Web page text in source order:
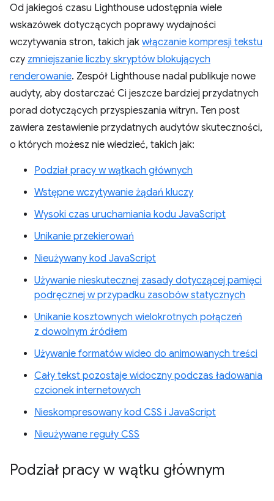
Od jakiegoś czasu Lighthouse udostępnia wiele
wskazówek dotyczących poprawy wydajności
wczytywania stron, takich jak włączanie kompresji tekstu
czy zmniejszanie liczby skryptów blokujących
renderowanie. Zespół Lighthouse nadal publikuje nowe
audyty, aby dostarczać Ci jeszcze bardziej przydatnych
porad dotyczących przyspieszania witryn. Ten post
zawiera zestawienie przydatnych audytów skuteczności,
o których możesz nie wiedzieć, takich jak:
Podział pracy w wątkach głównych
Wstępne wczytywanie żądań kluczy
Wysoki czas uruchamiania kodu JavaScript
Unikanie przekierowań
Nieużywany kod JavaScript
Używanie nieskutecznej zasady dotyczącej pamięci
podręcznej w przypadku zasobów statycznych
Unikanie kosztownych wielokrotnych połączeń
z dowolnym źródłem
Używanie formatów wideo do animowanych treści
Cały tekst pozostaje widoczny podczas ładowania
czcionek internetowych
Nieskompresowany kod CSS i JavaScript
Nieużywane reguły CSS
Podział pracy w wątku głównym